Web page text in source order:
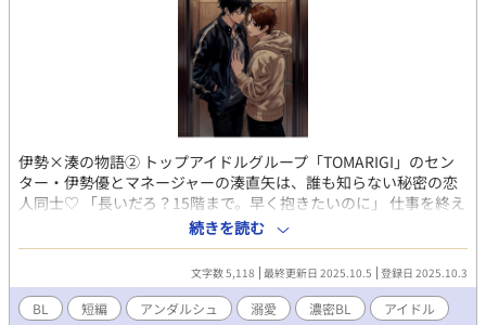
伊勢×湊の物語② トップアイドルグループ「TOMARIGI」のセン
ター・伊勢優とマネージャーの湊直矢は、誰も知らない秘密の恋
人同士♡ 「長いだろ？15階まで。早く抱きたいのに」 仕事を終え
エレベーターに乗った途端、伊勢の独占欲が爆発する。 マネージ
ャーとしての理性を保とうとする湊とは裏腹に、伊勢の焦燥は限
界を迎えていた。駐車場から15階の部屋の玄関まで、誰にも見ら
れないわずかな時間を惜しむように、彼の熱は高まっていく。 玄
関のドアが閉まる音と共に、アイドルとしての仮面を捨てた伊勢
続きを読む
文字数 5,118 最終更新日 2025.10.5 登録日 2025.10.3
BL 短編 アンダルシュ 溺愛 濃密BL
アイドル